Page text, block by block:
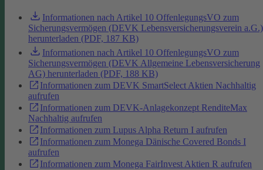
Informationen nach Artikel 10 OffenlegungsVO zum
Sicherungsvermögen (DEVK Lebensversicherungsverein a.G.)
herunterladen (PDF, 187 KB)
Informationen nach Artikel 10 OffenlegungsVO zum
Sicherungsvermögen (DEVK Allgemeine Lebensversicherung
AG) herunterladen (PDF, 188 KB)
Informationen zum DEVK SmartSelect Aktien Nachhaltig
aufrufen
Informationen zum DEVK-Anlagekonzept RenditeMax
Nachhaltig aufrufen
Informationen zum Lupus Alpha Return I aufrufen
Informationen zum Monega Dänische Covered Bonds I
aufrufen
Informationen zum Monega FairInvest Aktien R aufrufen